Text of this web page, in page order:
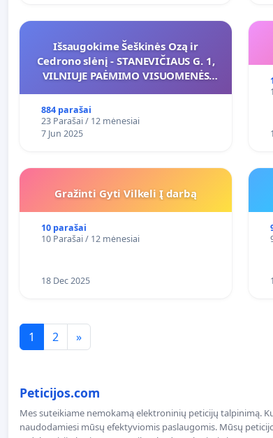
Išsaugokime Šeškinės Ozą ir
Cedrono slėnį - STANEVIČIAUS G. 1,
VILNIUJE PAĖMIMO VISUOMENĖS
PRITAIKYMO VIEŠAJAI ŽELDYNŲ
FUNKCIJAI
884 parašai
23 Parašai / 12 mėnesiai
7 Jun 2025
Gražinti Gyti Vilkeli Į darbą
10 parašai
10 Parašai / 12 mėnesiai
18 Dec 2025
1 2 »
Peticijos.com
Mes suteikiame nemokamą elektroninių peticijų talpinimą.
naudodamiesi mūsų efektyviomis paslaugomis. Mūsų